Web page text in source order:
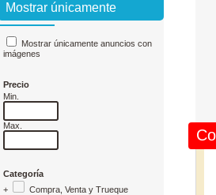
Mostrar únicamente
Mostrar únicamente anuncios con
imágenes
Precio
Min.
Max.
Categoría
+
Compra, Venta y Trueque